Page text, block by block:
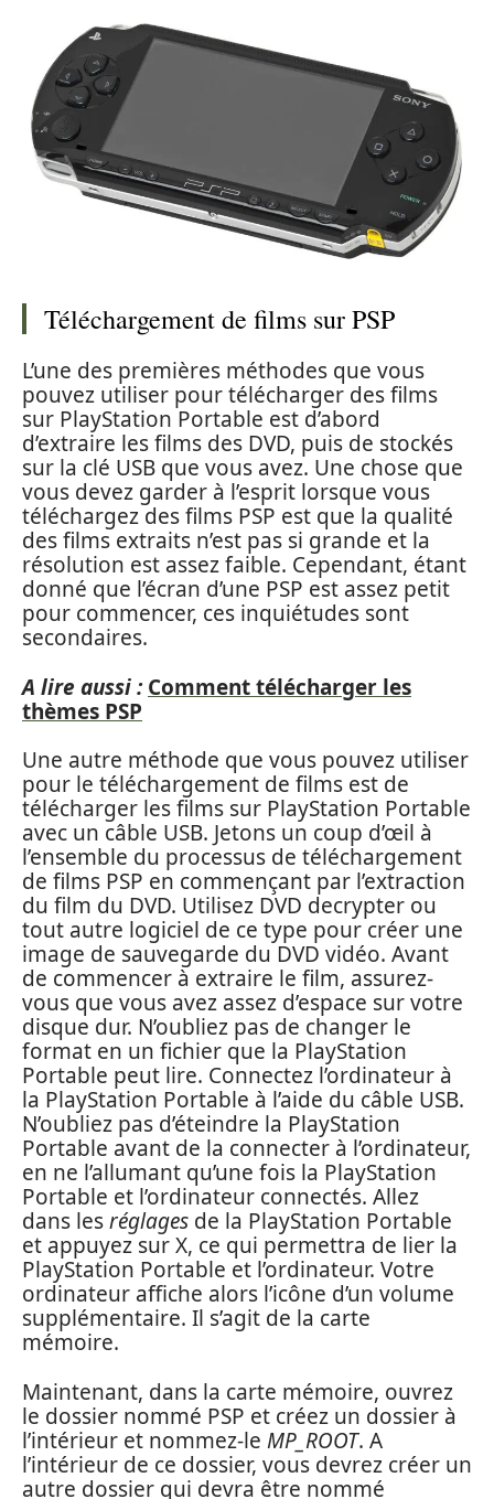
Téléchargement de films sur PSP
L’une des premières méthodes que vous
pouvez utiliser pour télécharger des films
sur PlayStation Portable est d’abord
d’extraire les films des DVD, puis de stockés
sur la clé USB que vous avez. Une chose que
vous devez garder à l’esprit lorsque vous
téléchargez des films PSP est que la qualité
des films extraits n’est pas si grande et la
résolution est assez faible. Cependant, étant
donné que l’écran d’une PSP est assez petit
pour commencer, ces inquiétudes sont
secondaires.
A lire aussi : Comment télécharger les
thèmes PSP
Une autre méthode que vous pouvez utiliser
pour le téléchargement de films est de
télécharger les films sur PlayStation Portable
avec un câble USB. Jetons un coup d’œil à
l’ensemble du processus de téléchargement
de films PSP en commençant par l’extraction
du film du DVD. Utilisez DVD decrypter ou
tout autre logiciel de ce type pour créer une
image de sauvegarde du DVD vidéo. Avant
de commencer à extraire le film, assurez-
vous que vous avez assez d’espace sur votre
disque dur. N’oubliez pas de changer le
format en un fichier que la PlayStation
Portable peut lire. Connectez l’ordinateur à
la PlayStation Portable à l’aide du câble USB.
N’oubliez pas d’éteindre la PlayStation
Portable avant de la connecter à l’ordinateur,
en ne l’allumant qu’une fois la PlayStation
Portable et l’ordinateur connectés. Allez
dans lesréglages de la PlayStation Portable
et appuyez sur X, ce qui permettra de lier la
PlayStation Portable et l’ordinateur. Votre
ordinateur affiche alors l’icône d’un volume
supplémentaire. Il s’agit de la carte
mémoire.
Maintenant, dans la carte mémoire, ouvrez
le dossier nommé PSP et créez un dossier à
l’intérieur et nommez-le MP_ROOT. A
l’intérieur de ce dossier, vous devrez créer un
autre dossier qui devra être nommé